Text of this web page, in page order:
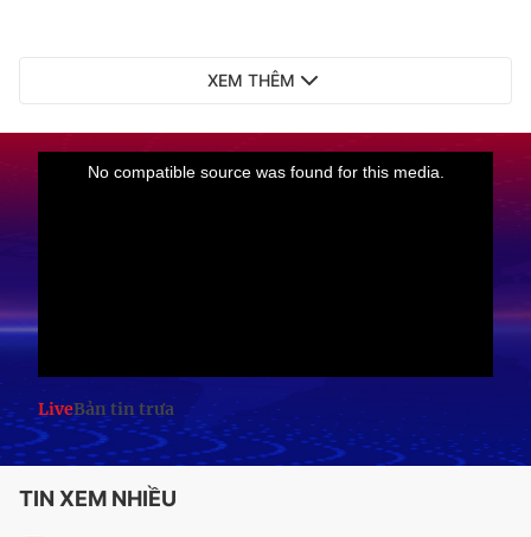
XEM THÊM
LiveBản tin trưa
TIN XEM NHIỀU